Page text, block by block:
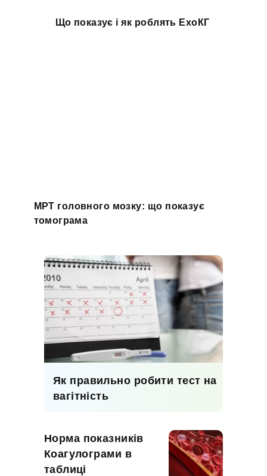
Що показує і як роблять ЕхоКГ
МРТ головного мозку: що показує
томограма
Як правильно робити тест на
вагітність
Норма показників
Коагулограми в
таблиці